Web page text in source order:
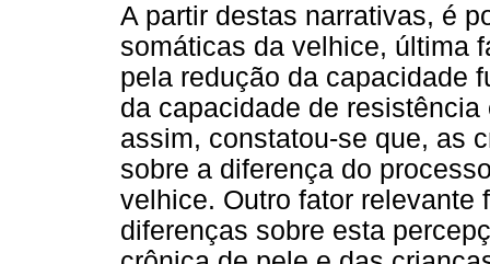
A partir destas narrativas, é
somáticas da velhice, última
pela redução da capacidade
da capacidade de
assim, constatou-se que, as
sobre a diferença do
velhice. Outro fator relevante
diferenças sobre esta